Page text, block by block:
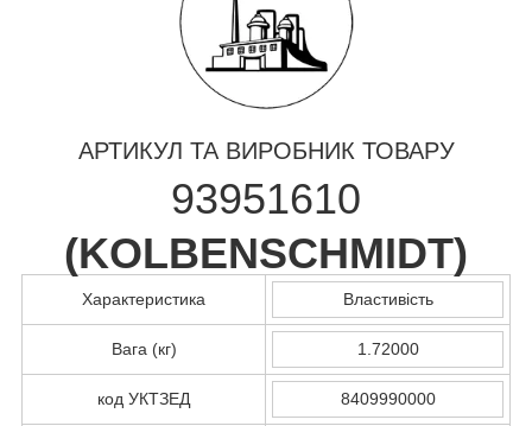
АРТИКУЛ ТА ВИРОБНИК ТОВАРУ
93951610
(KOLBENSCHMIDT)
Характеристика Властивість
Вага (кг) 1.72000
код УКТЗЕД 8409990000